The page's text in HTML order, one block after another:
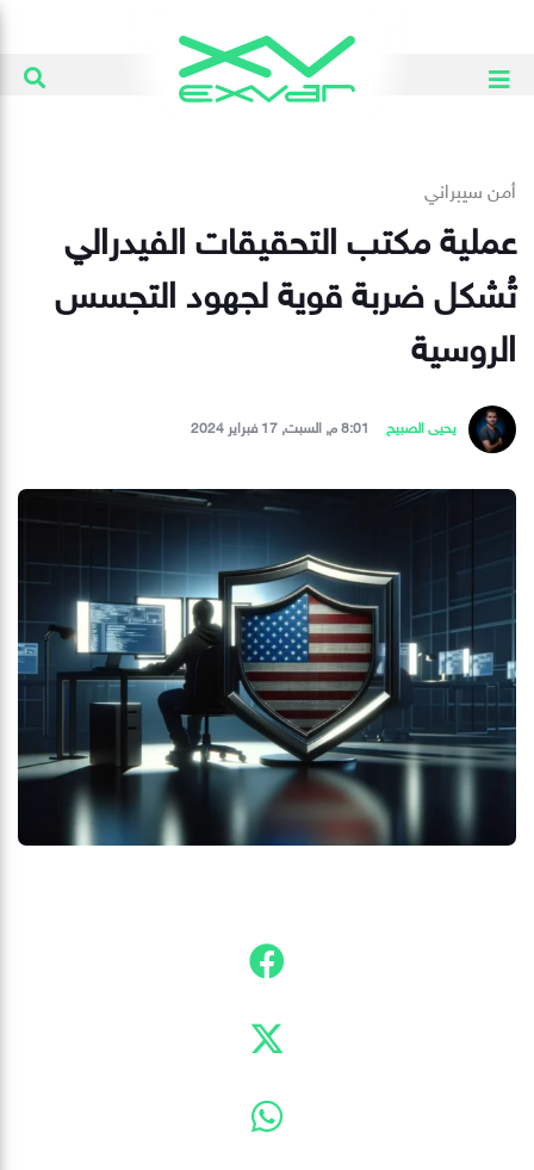
أمن سيبراني
عملية مكتب التحقيقات الفيدرالي
تُشكل ضربة قوية لجهود التجسس
الروسية
يحيى الصبيح 8:01 م, السبت, 17 فبراير 2024